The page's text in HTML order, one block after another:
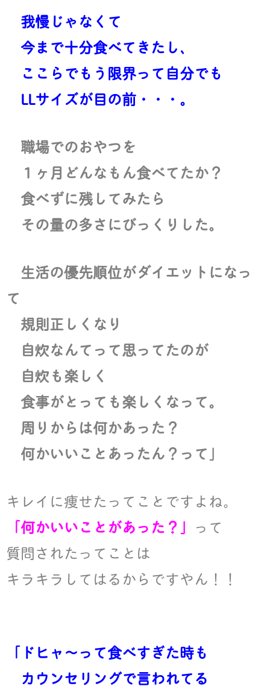
我慢じゃなくて
今まで十分食べてきたし、
ここらでもう限界って自分でも
LLサイズが目の前・・・。
職場でのおやつを
１ヶ月どんなもん食べてたか？
食べずに残してみたら
その量の多さにびっくりした。
生活の優先順位がダイエットになっ
て
規則正しくなり
自炊なんてって思ってたのが
自炊も楽しく
食事がとっても楽しくなって。
周りからは何かあった？
何かいいことあったん？って」
キレイに痩せたってことですよね。
「何かいいことがあった？」 って
質問されたってことは
キラキラしてはるからですやん！！
「ドヒャ～って食べすぎた時も
カウンセリングで言われてる